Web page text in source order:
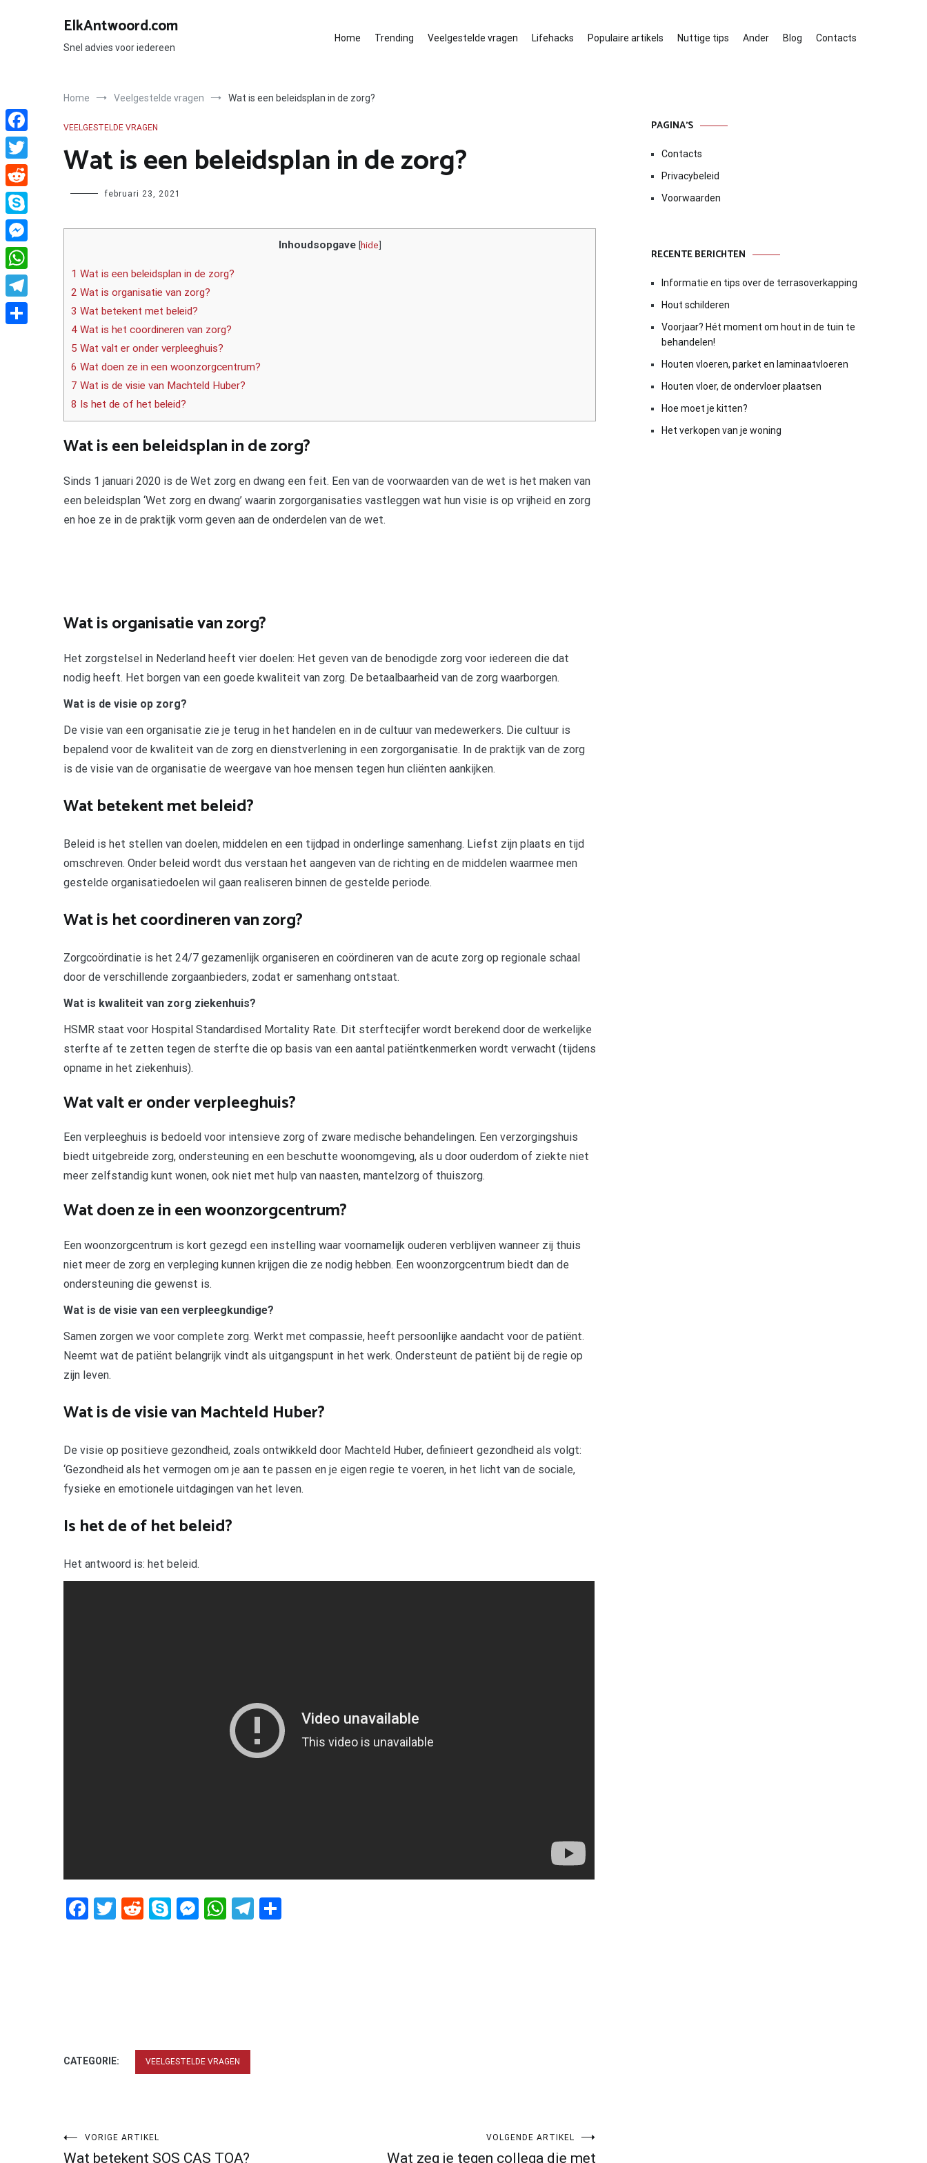
ElkAntwoord.com
Snel advies voor iedereen
Home Trending Veelgestelde vragen Lifehacks Populaire artikels Nuttige tips Ander Blog Contacts
Home Veelgestelde vragen Wat is een beleidsplan in de zorg?
VEELGESTELDE VRAGEN
Wat is een beleidsplan in de zorg?
Author februari 23, 2021
Inhoudsopgave [hide]
1 Wat is een beleidsplan in de zorg?
2 Wat is organisatie van zorg?
3 Wat betekent met beleid?
4 Wat is het coordineren van zorg?
5 Wat valt er onder verpleeghuis?
6 Wat doen ze in een woonzorgcentrum?
7 Wat is de visie van Machteld Huber?
8 Is het de of het beleid?
Wat is een beleidsplan in de zorg?
Sinds 1 januari 2020 is de Wet zorg en dwang een feit. Een van de voorwaarden van de wet is het maken van
een beleidsplan ‘Wet zorg en dwang’ waarin zorgorganisaties vastleggen wat hun visie is op vrijheid en zorg
en hoe ze in de praktijk vorm geven aan de onderdelen van de wet.
Wat is organisatie van zorg?
Het zorgstelsel in Nederland heeft vier doelen: Het geven van de benodigde zorg voor iedereen die dat
nodig heeft. Het borgen van een goede kwaliteit van zorg. De betaalbaarheid van de zorg waarborgen.
Wat is de visie op zorg?
De visie van een organisatie zie je terug in het handelen en in de cultuur van medewerkers. Die cultuur is
bepalend voor de kwaliteit van de zorg en dienstverlening in een zorgorganisatie. In de praktijk van de zorg
is de visie van de organisatie de weergave van hoe mensen tegen hun cliënten aankijken.
Wat betekent met beleid?
Beleid is het stellen van doelen, middelen en een tijdpad in onderlinge samenhang. Liefst zijn plaats en tijd
omschreven. Onder beleid wordt dus verstaan het aangeven van de richting en de middelen waarmee men
gestelde organisatiedoelen wil gaan realiseren binnen de gestelde periode.
Wat is het coordineren van zorg?
Zorgcoördinatie is het 24/7 gezamenlijk organiseren en coördineren van de acute zorg op regionale schaal
door de verschillende zorgaanbieders, zodat er samenhang ontstaat.
Wat is kwaliteit van zorg ziekenhuis?
HSMR staat voor Hospital Standardised Mortality Rate. Dit sterftecijfer wordt berekend door de werkelijke
sterfte af te zetten tegen de sterfte die op basis van een aantal patiëntkenmerken wordt verwacht (tijdens
opname in het ziekenhuis).
Wat valt er onder verpleeghuis?
Een verpleeghuis is bedoeld voor intensieve zorg of zware medische behandelingen. Een verzorgingshuis
biedt uitgebreide zorg, ondersteuning en een beschutte woonomgeving, als u door ouderdom of ziekte niet
meer zelfstandig kunt wonen, ook niet met hulp van naasten, mantelzorg of thuiszorg.
Wat doen ze in een woonzorgcentrum?
Een woonzorgcentrum is kort gezegd een instelling waar voornamelijk ouderen verblijven wanneer zij thuis
niet meer de zorg en verpleging kunnen krijgen die ze nodig hebben. Een woonzorgcentrum biedt dan de
ondersteuning die gewenst is.
Wat is de visie van een verpleegkundige?
Samen zorgen we voor complete zorg. Werkt met compassie, heeft persoonlijke aandacht voor de patiënt.
Neemt wat de patiënt belangrijk vindt als uitgangspunt in het werk. Ondersteunt de patiënt bij de regie op
zijn leven.
Wat is de visie van Machteld Huber?
De visie op positieve gezondheid, zoals ontwikkeld door Machteld Huber, definieert gezondheid als volgt:
‘Gezondheid als het vermogen om je aan te passen en je eigen regie te voeren, in het licht van de sociale,
fysieke en emotionele uitdagingen van het leven.
Is het de of het beleid?
Het antwoord is: het beleid.
Facebook
Twitter
RedditSkypeMessenger
WhatsApp
Telegram
CATEGORIE: VEELGESTELDE VRAGEN
Bericht
VORIGE ARTIKEL
Wat betekent SOS CAS TOA?
VOLGENDE ARTIKEL
Wat zeg je tegen collega die met
PAGINA’S
Contacts
Privacybeleid
Voorwaarden
RECENTE BERICHTEN
Informatie en tips over de terrasoverkapping
Hout schilderen
Voorjaar? Hét moment om hout in de tuin te
behandelen!
Houten vloeren, parket en laminaatvloeren
Houten vloer, de ondervloer plaatsen
Hoe moet je kitten?
Het verkopen van je woning
Facebook
Twitter
Reddit
Skype
Messenger
WhatsApp
Telegram